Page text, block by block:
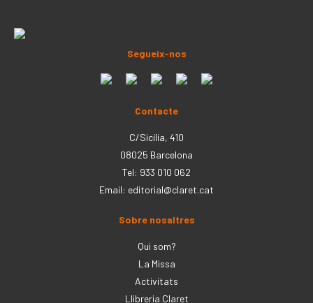
Segueix-nos
Contacte
C/Sicília, 410
08025 Barcelona
Tel: 933 010 062
Email: editorial@claret.cat
Sobre nosaltres
Qui som?
La Missa
Activitats
Llibreria Claret